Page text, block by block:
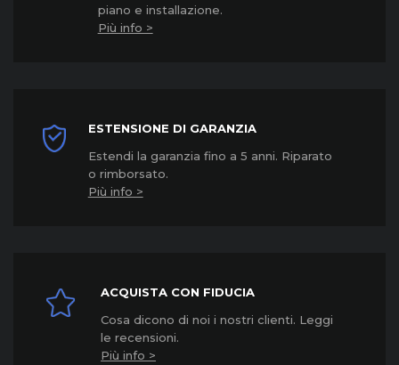
piano e installazione.
Più info >
ESTENSIONE DI GARANZIA
Estendi la garanzia fino a 5 anni. Riparato
o rimborsato.
Più info >
ACQUISTA CON FIDUCIA
Cosa dicono di noi i nostri clienti. Leggi
le recensioni.
Più info >